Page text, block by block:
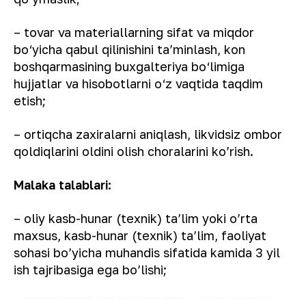
– tovar va materiallarning sifat va miqdor
bo‘yicha qabul qilinishini ta’minlash, kon
boshqarmasining buxgalteriya bo‘limiga
hujjatlar va hisobotlarni o‘z vaqtida taqdim
etish;
– ortiqcha zaxiralarni aniqlash, likvidsiz ombor
qoldiqlarini oldini olish choralarini ko’rish.
Malaka talablari:
– oliy kasb-hunar (texnik) ta’lim yoki o’rta
maxsus, kasb-hunar (texnik) ta’lim, faoliyat
sohasi bo’yicha muhandis sifatida kamida 3 yil
ish tajribasiga ega bo’lishi;